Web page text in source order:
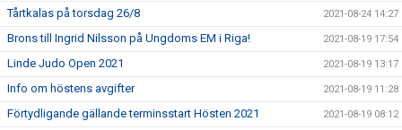
Tårtkalas på torsdag 26/8 2021-08-24 14:27
Brons till Ingrid Nilsson på Ungdoms EM i Riga! 2021-08-19 17:54
Linde Judo Open 2021 2021-08-19 13:17
Info om höstens avgifter 2021-08-19 11:28
Förtydligande gällande terminsstart Hösten 2021 2021-08-19 08:12